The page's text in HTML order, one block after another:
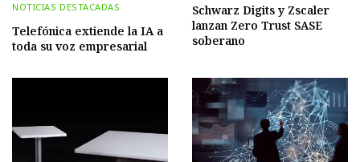
NOTICIAS DESTACADAS
Telefónica extiende la IA a
toda su voz empresarial
Schwarz Digits y Zscaler
lanzan Zero Trust SASE
soberano